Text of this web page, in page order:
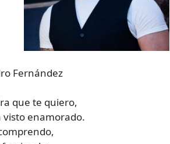
Fernández
que te quiero,
enamorado.